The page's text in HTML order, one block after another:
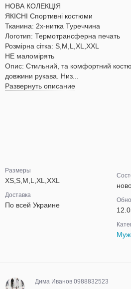
НОВА КОЛЕКЦІЯ
ЯКІСНІ Спортивні костюми
Тканина: 2х-нитка Туреччина
Логотип: Термотрансферна печать
Розмірна сітка: S,M,L,XL,XXL
НЕ маломірять
Опис: Стильний, та комфортний
довжини рукава. Низ...
Развернуть описание
Размеры
XS,S,M,L,XL,XXL
Доставка
По всей Украине
Дима Иванов 0988832523